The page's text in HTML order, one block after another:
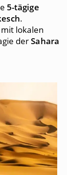
5-tägige
.
lokalen
derSahara